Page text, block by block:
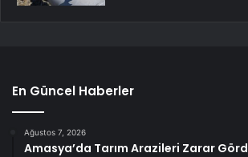
En Güncel Haberler
Ağustos 7, 2026
Amasya’da Tarım Arazileri Zarar